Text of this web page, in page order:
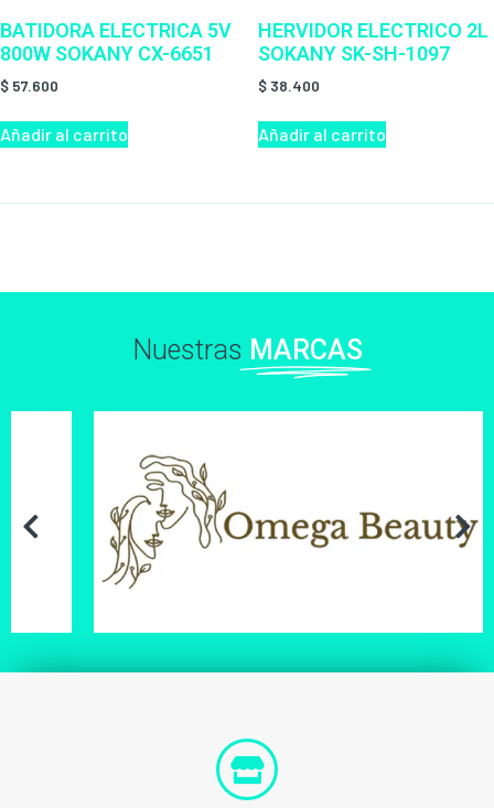
BATIDORA ELECTRICA 5V
800W SOKANY CX-6651
$ 57.600
Añadir al carrito
HERVIDOR ELECTRICO 2L
SOKANY SK-SH-1097
$ 38.400
Añadir al carrito
Nuestras MARCAS